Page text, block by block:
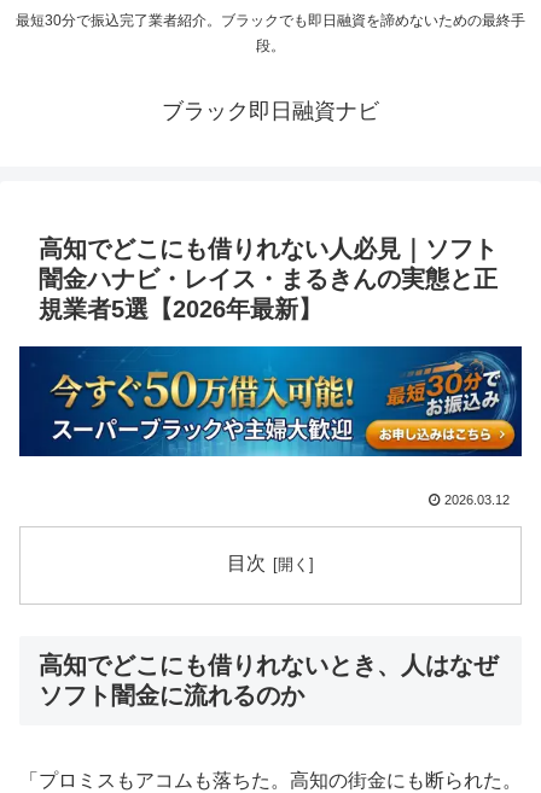
最短30分で振込完了業者紹介。ブラックでも即日融資を諦めないための最終手
段。
ブラック即日融資ナビ
高知でどこにも借りれない人必見｜ソフト
闇金ハナビ・レイス・まるきんの実態と正
規業者5選【2026年最新】
2026.03.12
目次
高知でどこにも借りれないとき、人はなぜ
ソフト闇金に流れるのか
「プロミスもアコムも落ちた。高知の街金にも断られた。